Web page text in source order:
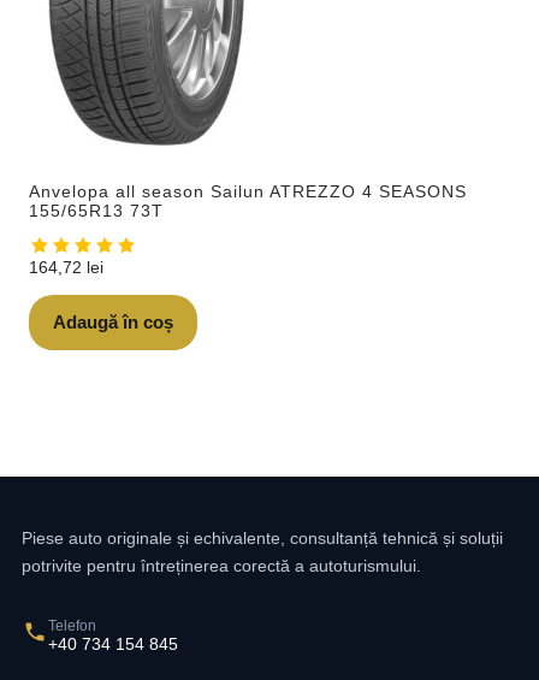
Anvelopa all season Sailun ATREZZO 4 SEASONS
155/65R13 73T
164,72 lei
Adaugă în coș
Piese auto originale și echivalente, consultanță tehnică și soluții
potrivite pentru întreținerea corectă a autoturismului.
Telefon
+40 734 154 845